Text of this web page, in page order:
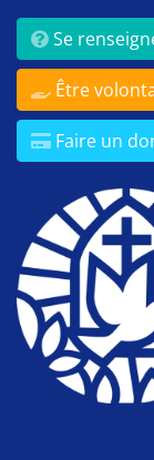
Se
Être
Faire un